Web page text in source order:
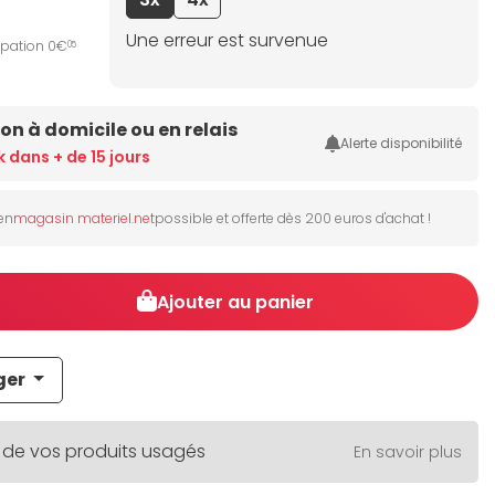
0€05
Une erreur est survenue
à domicile ou en relais
dans + de 15 jours
Alerte disponibilité
magasin materiel.netpossible et offerte dès 200 euros d'achat !
Ajouter au panier
de vos produits usagés En savoir plus